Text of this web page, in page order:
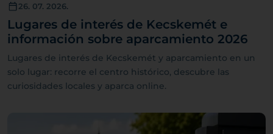
26. 07. 2026.
Lugares de interés de Kecskemét e
información sobre aparcamiento 2026
Lugares de interés de Kecskemét y aparcamiento en un
solo lugar: recorre el centro histórico, descubre las
curiosidades locales y aparca online.